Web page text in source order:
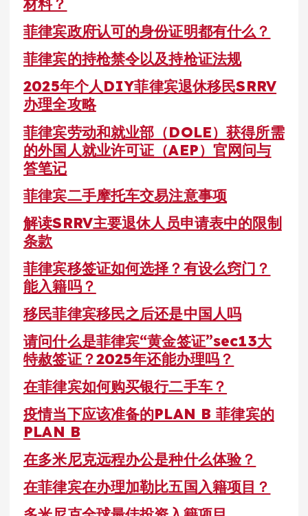
材料？
菲律宾政府认可的身份证明都有什么？
菲律宾的持枪禁令以及持枪证法规
2025年个人DIY菲律宾退休移民SRRV
办理全攻略
菲律宾劳动和就业部（DOLE）获得所需
的外国人就业许可证（AEP）官网问与
答笔记
菲律宾二手摩托车交易注意事项
解读SRRV主要退休人员申请表中的限制
条款
菲律宾移签证如何选择？有设么窍门？
能入籍吗？
移民菲律宾移民之后还是中国人吗
请问什么是菲律宾“黄金签证”sec13大
特赦签证？2025年还能办理吗？
在菲律宾如何购买银行二手车？
疫情当下应该准备的PLAN B 菲律宾的
PLAN B
在多米尼克远程办公是种什么体验？
在菲律宾在办理加勒比五国入籍项目？